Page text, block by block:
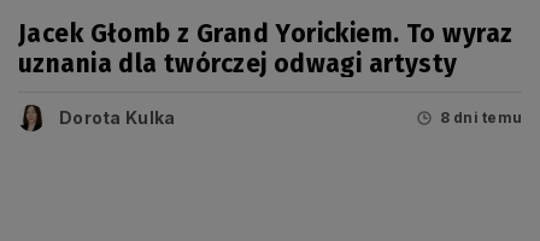
Jacek Głomb z Grand Yorickiem. To wyraz
uznania dla twórczej odwagi artysty
Dorota Kulka 8 dni temu